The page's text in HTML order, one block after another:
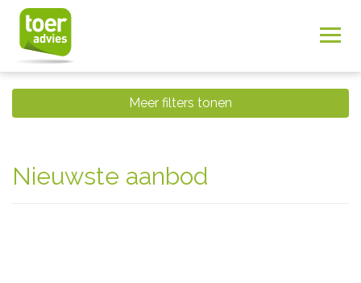
Meer filters tonen
Nieuwste aanbod